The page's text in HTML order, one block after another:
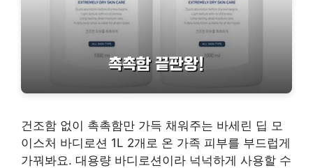
건조함 없이 촉촉함만 가득 채워주는 바세린 딥 모
이스처 바디로션 1L 2개로 온 가족 피부를 부드럽게
가꿔봐요. 대용량 바디로션이라 넉넉하게 사용할 수